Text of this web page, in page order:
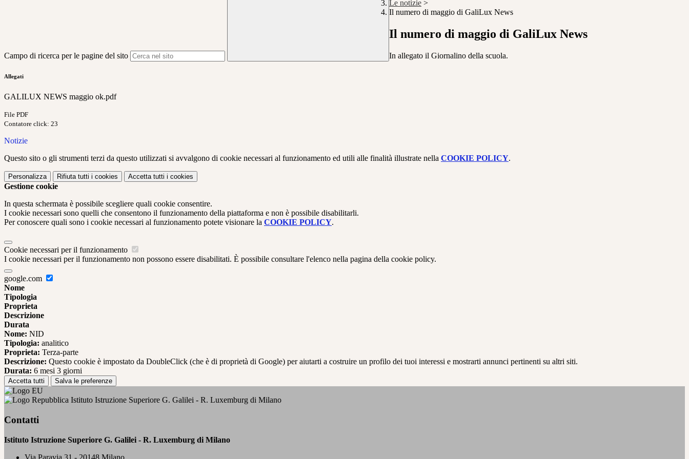
Campo di ricerca per le pagine del sito
Le notizie >
Il numero di maggio di GaliLux News
Il numero di maggio di GaliLux News
In allegato il Giornalino della scuola.
Allegati
GALILUX NEWS maggio ok.pdf
File PDF
Contatore click: 23
Notizie
Questo sito o gli strumenti terzi da questo utilizzati si avvalgono di cookie necessari al funzionamento ed utili alle finalità illustrate nella COOKIE POLICY.
Personalizza Rifiuta tutti i cookies Accetta tutti i cookies
Gestione cookie
In questa schermata è possibile scegliere quali cookie consentire.
I cookie necessari sono quelli che consentono il funzionamento della piattaforma e non è possibile disabilitarli.
Per conoscere quali sono i cookie necessari al funzionamento potete visionare la COOKIE POLICY.
Cookie necessari per il funzionamento
I cookie necessari per il funzionamento non possono essere disabilitati. È possibile consultare l'elenco nella pagina della cookie policy.
google.com
Nome
Tipologia
Proprieta
Descrizione
Durata
Nome: NID
Tipologia: analitico
Proprieta: Terza-parte
Descrizione: Questo cookie è impostato da DoubleClick (che è di proprietà di Google) per aiutarti a costruire un profilo dei tuoi interessi e mostrarti annunci pertinenti su altri siti.
Durata: 6 mesi 3 giorni
Accetta tutti Salva le preferenze
Istituto Istruzione Superiore G. Galilei - R. Luxemburg di Milano
Contatti
Istituto Istruzione Superiore G. Galilei - R. Luxemburg di Milano
Via Paravia 31 - 20148 Milano